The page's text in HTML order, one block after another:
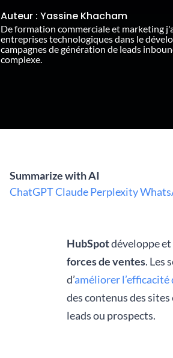
Auteur :Yassine Khacham
De formation commerciale et marketing
entreprises technologiques dans le
campagnes de génération de leads
complexe.
Summarize with AI
ChatGPTClaudePerplexity
HubSpotdéveloppe
forces de ventes. Les
d’améliorer l’efficacité
des contenus des
leads ou prospects.